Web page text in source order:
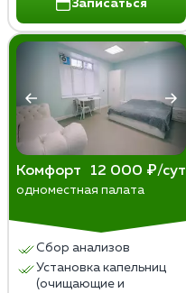
Записаться
Комфорт 12 000 ₽/сут
одноместная палата
Сбор анализов
Установка капельниц
(очищающие и